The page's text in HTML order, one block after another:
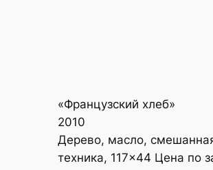
«Французский хлеб»
2010
Дерево, масло,
техника, 117×44 Цена по